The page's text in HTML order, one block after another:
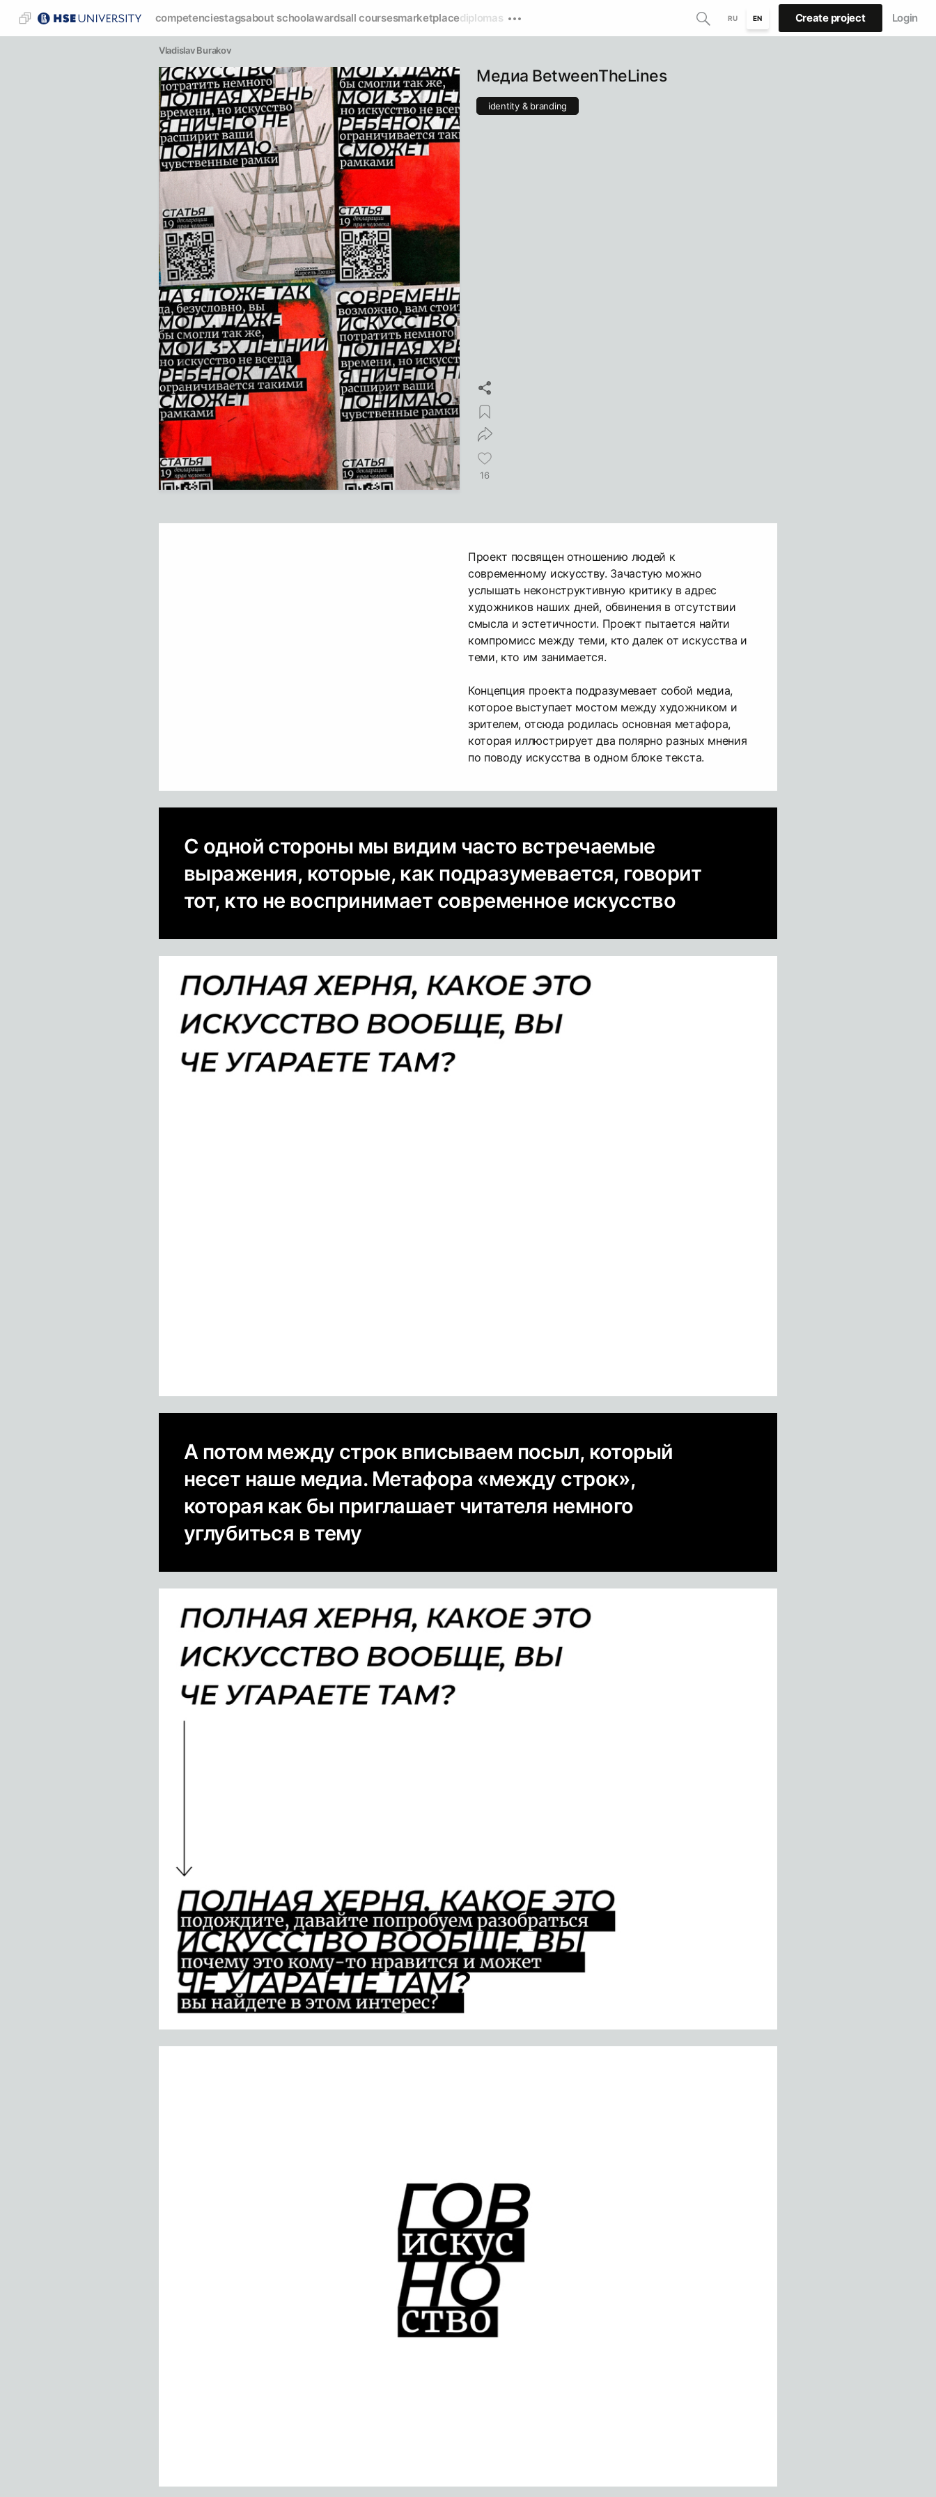
competenciestagsabout schoolawardsall coursesmarketplacediplomas RU EN Create project Login
Vladislav Burakov
Медиа BetweenTheLines
identity & branding
16
Проект посвящен отношению людей к
современному искусству. Зачастую можно
услышать неконструктивную критику в адрес
художников наших дней, обвинения в отсутствии
смысла и эстетичности. Проект пытается найти
компромисс между теми, кто далек от искусства и
теми, кто им занимается.
Концепция проекта подразумевает собой медиа,
которое выступает мостом между художником и
зрителем, отсюда родилась основная метафора,
которая иллюстрирует два полярно разных мнения
по поводу искусства в одном блоке текста.
С одной стороны мы видим часто встречаемые
выражения, которые, как подразумевается, говорит
тот, кто не воспринимает современное искусство
А потом между строк вписываем посыл, который
несет наше медиа. Метафора «между строк»,
которая как бы приглашает читателя немного
углубиться в тему